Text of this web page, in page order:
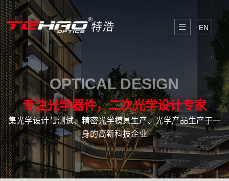
EN
OPTICAL DESIGN
专注光学器件，二次光学设计专家
集光学设计与测试、精密光学模具生产、光学产品生产于一
身的高新科技企业